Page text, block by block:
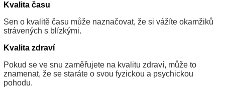
Kvalita času
Sen o kvalitě času může naznačovat, že si vážíte okamžiků
strávených s blízkými.
Kvalita zdraví
Pokud se ve snu zaměřujete na kvalitu zdraví, může to
znamenat, že se staráte o svou fyzickou a psychickou
pohodu.